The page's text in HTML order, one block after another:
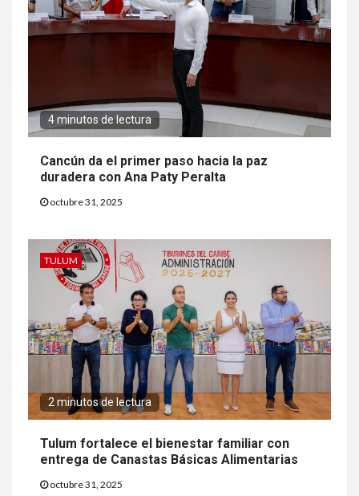
4 minutos de lectura
Cancún da el primer paso hacia la paz
duradera con Ana Paty Peralta
octubre 31, 2025
TULUM
2 minutos de lectura
Tulum fortalece el bienestar familiar con
entrega de Canastas Básicas Alimentarias
octubre 31, 2025